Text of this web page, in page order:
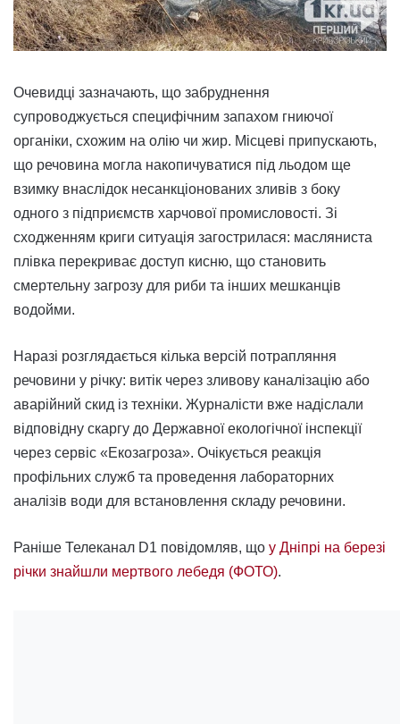
Очевидці зазначають, що забруднення
супроводжується специфічним запахом гниючої
органіки, схожим на олію чи жир. Місцеві припускають,
що речовина могла накопичуватися під льодом ще
взимку внаслідок несанкціонованих зливів з боку
одного з підприємств харчової промисловості. Зі
сходженням криги ситуація загострилася: масляниста
плівка перекриває доступ кисню, що становить
смертельну загрозу для риби та інших мешканців
водойми.
Наразі розглядається кілька версій потрапляння
речовини у річку: витік через зливову каналізацію або
аварійний скид із техніки. Журналісти вже надіслали
відповідну скаргу до Державної екологічної інспекції
через сервіс «Екозагроза». Очікується реакція
профільних служб та проведення лабораторних
аналізів води для встановлення складу речовини.
Раніше Телеканал D1 повідомляв, що у Дніпрі на березі
річки знайшли мертвого лебедя (ФОТО).